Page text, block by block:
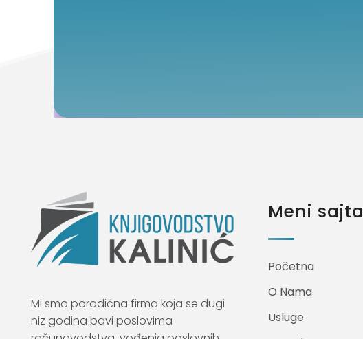
Mi smo porodična firma koja se dugi
niz godina bavi poslovima
Meni sajta
Početna
O Nama
Usluge